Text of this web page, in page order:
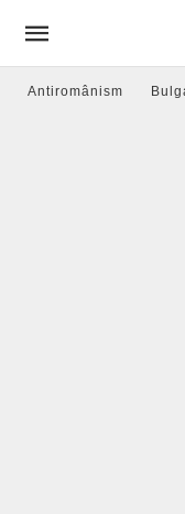
Antiromânism